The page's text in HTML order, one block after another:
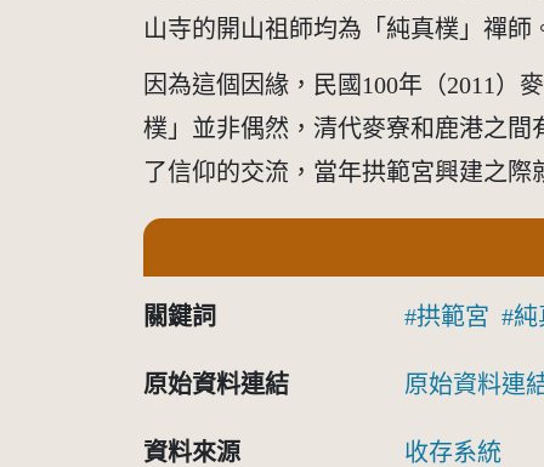
山寺的開山祖師均為「純真樸」禪師
因為這個因緣，民國100年（2011）
樸」並非偶然，清代麥寮和鹿港之
了信仰的交流，當年拱範宮興建之
關鍵詞 拱範宮 純
原始資料連結 原始資料連
資料來源 收存系統